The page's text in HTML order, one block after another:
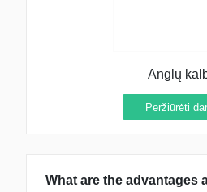
Anglų
Peržiūrėti
What are the advantages